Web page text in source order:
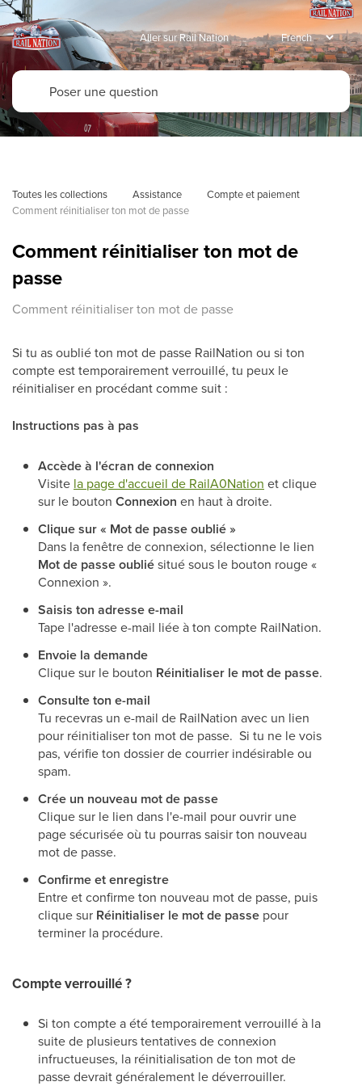
Aller sur Rail Nation
Toutes les collections Assistance
Compte et paiement
Comment réinitialiser ton mot de passe
Comment réinitialiser ton mot de
passe
Comment réinitialiser ton mot de passe
Si tu as oublié ton mot de passe RailNation ou si ton
compte est temporairement verrouillé, tu peux le
réinitialiser en procédant comme suit :
Instructions pas à pas
Accède à l'écran de connexion
Visite la page d'accueil de RailA0Nation et clique
sur le bouton Connexion en haut à droite.
Clique sur « Mot de passe oublié »
Dans la fenêtre de connexion, sélectionne le lien
Mot de passe oubliésitué sous le bouton rouge «
Connexion ».
Saisis ton adresse e-mail
Tape l'adresse e-mail liée à ton compte RailNation.
Envoie la demande
Clique sur le bouton Réinitialiser le mot de passe.
Consulte ton e-mail
Tu recevras un e-mail de RailNation avec un lien
pour réinitialiser ton mot de passe. Si tu ne le vois
pas, vérifie ton dossier de courrier indésirable ou
spam.
Crée un nouveau mot de passe
Clique sur le lien dans l'e-mail pour ouvrir une
page sécurisée où tu pourras saisir ton nouveau
mot de passe.
Confirme et enregistre
Entre et confirme ton nouveau mot de passe, puis
clique sur Réinitialiser le mot de passe pour
terminer la procédure.
Compte verrouillé ?
Si ton compte a été temporairement verrouillé à la
suite de plusieurs tentatives de connexion
infructueuses, la réinitialisation de ton mot de
passe devrait généralement le déverrouiller.